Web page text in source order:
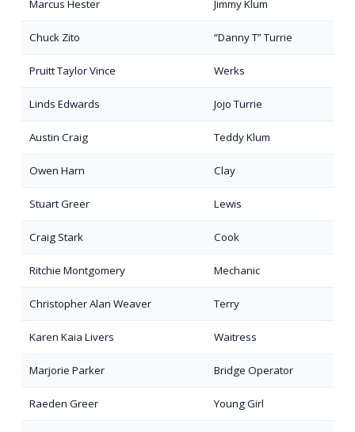
Marcus Hester Jimmy Klum
Chuck Zito “Danny T” Turrie
Pruitt Taylor Vince Werks
Linds Edwards Jojo Turrie
Austin Craig Teddy Klum
Owen Harn Clay
Stuart Greer Lewis
Craig Stark Cook
Ritchie Montgomery Mechanic
Christopher Alan Weaver Terry
Karen Kaia Livers Waitress
Marjorie Parker Bridge Operator
Raeden Greer Young Girl